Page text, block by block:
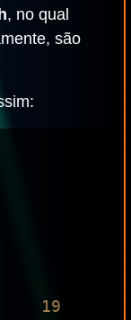
, no qual
são
19